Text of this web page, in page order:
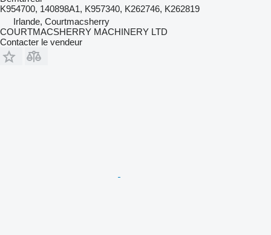
K954700, 140898A1, K957340, K262746, K262819
Irlande, Courtmacsherry
COURTMACSHERRY MACHINERY LTD
Contacter le vendeur